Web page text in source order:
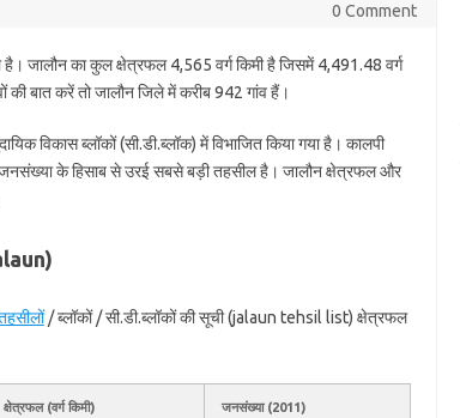
0 Comment
जालौन का कुल क्षेत्रफल 4,565 वर्ग किमी है जिसमें 4,491.48 वर्ग
की बात करें तो जालौन जिले में करीब 942 गांव हैं।
विकास ब्लॉकों (सी.डी.ब्लॉक) में विभाजित किया गया है। कालपी
के हिसाब से उरई सबसे बड़ी तहसील है। जालौन क्षेत्रफल और
/ ब्लॉकों / सी.डी.ब्लॉकों की सूची (jalaun tehsil list) क्षेत्रफल
क्षेत्रफल (वर्ग किमी) जनसंख्या (2011)